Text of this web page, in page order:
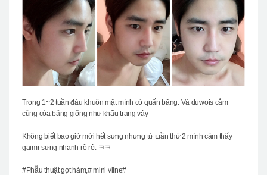
Trong 1~2 tuần đàu khuôn mặt mình có quấn băng. Và duwois cằm
cũng cóa băng giống như khẩu trang vậy
Không biết bao giờ mới hết sưng nhưng từ tuần thứ 2 mình cảm thấy
gaimr sưng nhanh rõ rệt ㅋㅋ
#Phẫu thuật gọt hàm,# mini vline#